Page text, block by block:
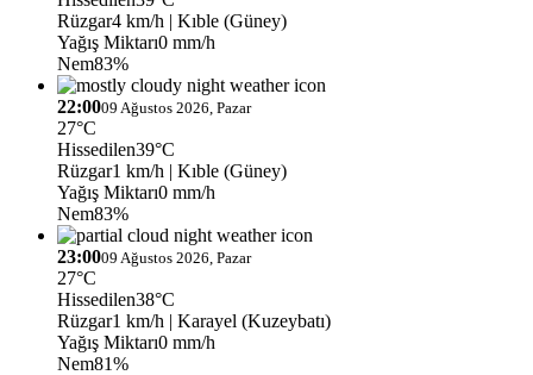
Rüzgar4 km/h | Kıble (Güney)
Yağış Miktarı0 mm/h
Nem83%
22:0009 Ağustos 2026, Pazar
27°C
Hissedilen39°C
Rüzgar1 km/h | Kıble (Güney)
Yağış Miktarı0 mm/h
Nem83%
23:0009 Ağustos 2026, Pazar
27°C
Hissedilen38°C
Rüzgar1 km/h | Karayel (Kuzeybatı)
Yağış Miktarı0 mm/h
Nem81%